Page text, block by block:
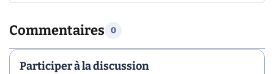
Commentaires 0
Participer à la discussion